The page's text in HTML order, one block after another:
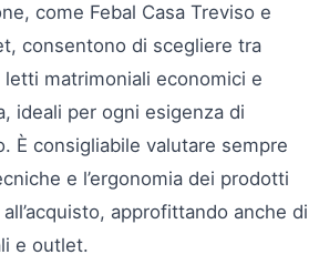
come Febal Casa Treviso e
consentono di scegliere tra
matrimoniali economici e
ideali per ogni esigenza di
È consigliabile valutare sempre
e l’ergonomia dei prodotti
approfittando anche di
e outlet.